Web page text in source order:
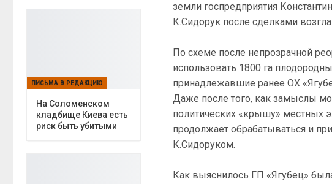
земли госпредприятия
К.Сидорук после сделками
По схеме после непрозрачной
использовать 1800 га
принадлежавшие ранее ОХ
Даже после того, как замыслы
политических «крышу» местных
продолжает обрабатываться и
К.Сидоруком.
Как выяснилось ГП «Ягубец»
ПИСЬМА В РЕДАКЦИЮ
На Соломенском
кладбище Киева есть
риск быть убитыми